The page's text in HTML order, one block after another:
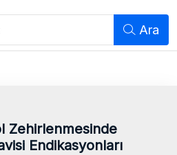
Ara
Zehirlenmesinde
Endikasyonları